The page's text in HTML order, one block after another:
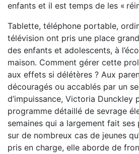
enfants et il est temps de les «
Tablette, téléphone portable,
télévision ont pris une place
des enfants et adolescents, à
maison. Comment gérer cette
aux effets si délétères ? Aux
découragés ou accablés par un
d’impuissance, Victoria Dunckley
programme détaillé de sevrage
semaines qui a largement fait ses
sur de nombreux cas de jeunes
pris en charge, elle aborde de